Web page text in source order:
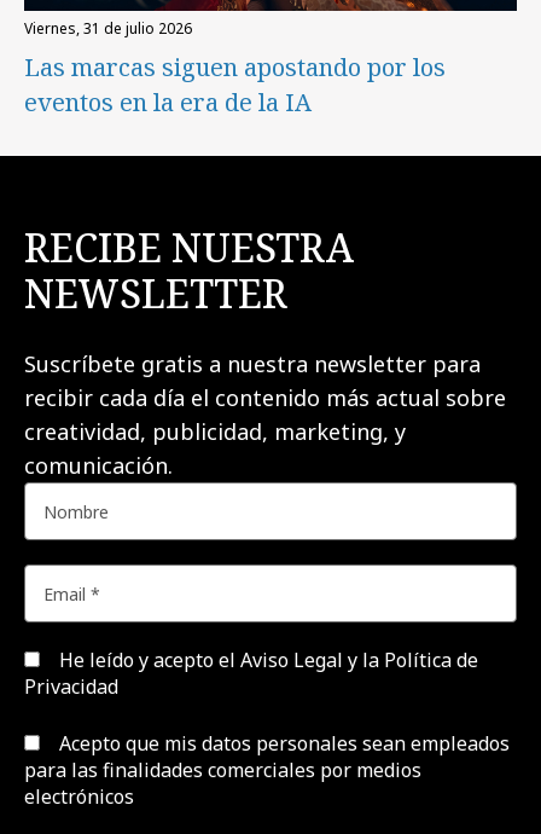
viernes, 31 de julio 2026
Las marcas siguen apostando por los
eventos en la era de la IA
RECIBE NUESTRA
NEWSLETTER
Suscríbete gratis a nuestra newsletter para
recibir cada día el contenido más actual sobre
creatividad, publicidad, marketing, y
comunicación.
He leído y acepto el Aviso Legal y la Política de
Privacidad
Acepto que mis datos personales sean empleados
para las finalidades comerciales por medios
electrónicos